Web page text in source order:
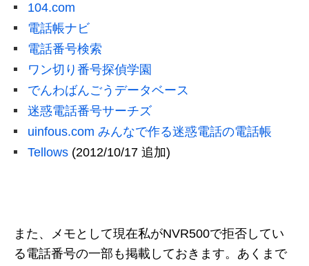
104.com
電話帳ナビ
電話番号検索
ワン切り番号探偵学園
でんわばんごうデータベース
迷惑電話番号サーチズ
uinfous.com みんなで作る迷惑電話の電話帳
Tellows (2012/10/17 追加)
また、メモとして現在私がNVR500で拒否してい
る電話番号の一部も掲載しておきます。あくまで